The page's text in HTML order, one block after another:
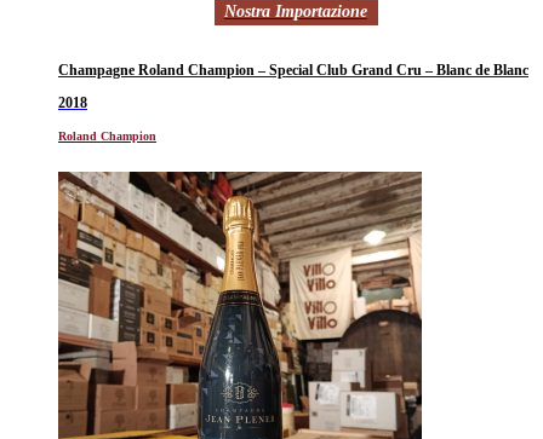
Nostra Importazione
Champagne Roland Champion – Special Club Grand Cru – Blanc de Blanc
2018
Roland Champion